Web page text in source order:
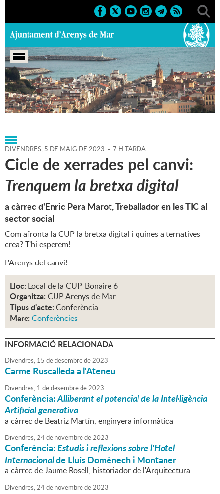
Portada > Agenda > 05-05-
2023 > Marcs > Culturals > 2023 > Conferències
DIVENDRES, 5 DE MAIG DE 2023 - 7 H TARDA
Cicle de xerrades pel canvi:
Trenquem la bretxa digital
a càrrec d'Enric Pera Marot, Treballador en les TIC al
sector social
Com afronta la CUP la bretxa digital i quines alternatives
crea? T'hi esperem!
L'Arenys del canvi!
Lloc: Local de la CUP, Bonaire 6
Organitza: CUP Arenys de Mar
Tipus d'acte: Conferència
Marc: Conferències
INFORMACIÓ RELACIONADA
Divendres, 15 dedesembrede2023
Carme Ruscalleda a l'Ateneu
Divendres, 1 dedesembrede2023
Conferència:Alliberant el potencial de la Intel·ligència
Artificial generativa
a càrrec de Beatriz Martín, enginyera informàtica
Divendres,24de novembrede2023
Conferència:Estudis i reflexions sobre l'Hotel
Internacionalde Lluís Domènech i Montaner
a càrrec de Jaume Rosell, historiador de l'Arquitectura
Divendres,24de novembrede2023